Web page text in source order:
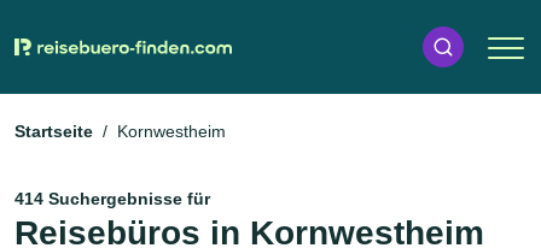
Startseite Kornwestheim
414 Suchergebnisse für
Reisebüros in Kornwestheim